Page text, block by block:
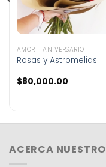
AMOR - ANIVERSARIO
Rosas y Astromelias
$80,000.00
ACERCA NUESTRO